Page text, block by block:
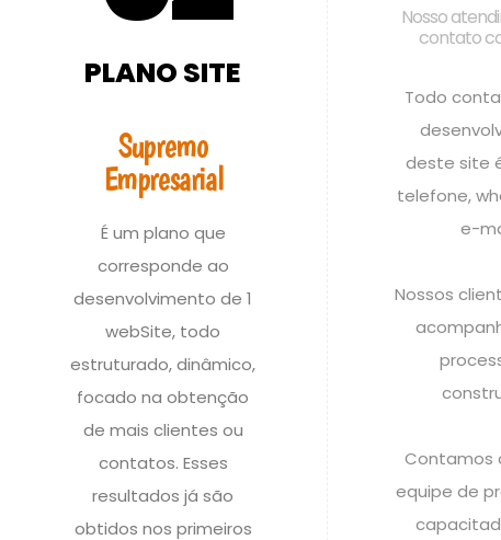
PLANO SITE
Supremo
Empresarial
É um plano que
corresponde ao
desenvolvimento de 1
webSite, todo
estruturado, dinâmico,
focado na obtenção
de mais clientes ou
contatos. Esses
resultados já são
obtidos nos primeiros
Nosso
contato
Todo
deste site
telefone,
e-
Nossos
Contamos
equipe de